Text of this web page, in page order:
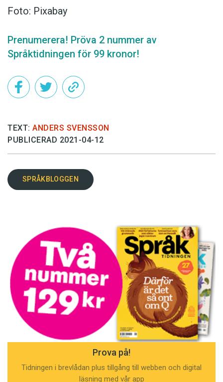
Foto: Pixabay
Prenumerera! Pröva 2 nummer av
Språktidningen för 99 kronor!
TEXT: ANDERS SVENSSON
PUBLICERAD 2021-04-12
SPRÅKBLOGGEN
Prova på!
Tidningen i brevlådan plus tillgång till webben och digital
läsning med vår app